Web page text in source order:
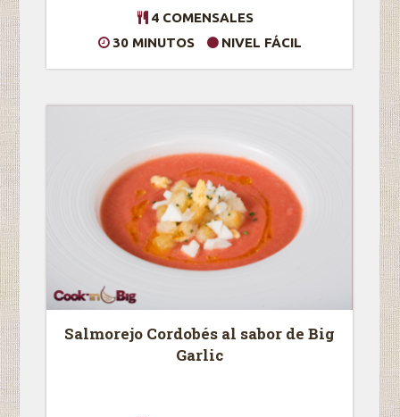
4 COMENSALES
30 MINUTOS
NIVEL FÁCIL
Salmorejo Cordobés al sabor de Big
Garlic